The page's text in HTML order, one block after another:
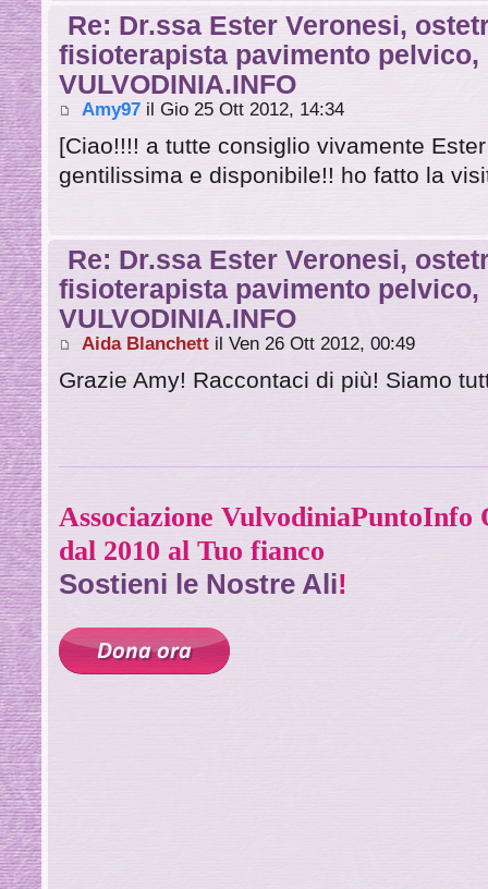
Re: Dr.ssa Ester Veronesi,
fisioterapista pavimento pelvico,
VULVODINIA.INFO
Amy97 il Gio 25 Ott 2012, 14:34
[Ciao!!!! a tutte consiglio vivamente
gentilissima e disponibile!! ho fatto la
Re: Dr.ssa Ester Veronesi,
fisioterapista pavimento pelvico,
VULVODINIA.INFO
Aida Blanchett il Ven 26 Ott 2012, 00:49
Grazie Amy! Raccontaci di più! Siamo
Associazione VulvodiniaPuntoInfo
dal 2010 al Tuo fianco
Sostieni le Nostre Ali!